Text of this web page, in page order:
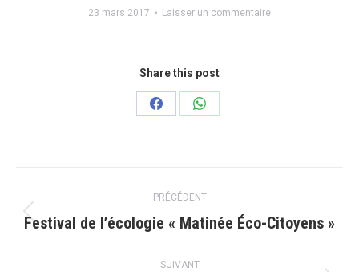
23 mars 2017 Laisser un commentaire
Share this post
PartagerPartager
article
PRÉCÉDENT
Article
:
Festival de l’écologie « Matinée Éco-Citoyens »
SUIVANT